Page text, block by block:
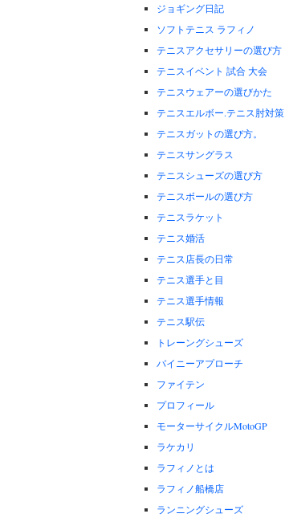
ジョギング日記
ソフトテニス ラフィノ
テニスアクセサリーの選び方
テニスイベント 試合 大会
テニスウェアーの選びかた
テニスエルボー.テニス肘対策
テニスガットの選び方。
テニスサングラス
テニスシューズの選び方
テニスボールの選び方
テニスラケット
テニス婚活
テニス店長の日常
テニス選手と目
テニス選手情報
テニス駅伝
トレーングシューズ
バイニーアプローチ
ファイテン
プロフィール
モーターサイクルMotoGP
ラケカリ
ラフィノとは
ラフィノ船橋店
ランニングシューズ